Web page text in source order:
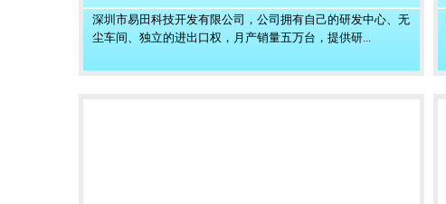
深圳市易田科技开发有限公司，公司拥有自己的研发中心、无
尘车间、独立的进出口权，月产销量五万台，提供研...